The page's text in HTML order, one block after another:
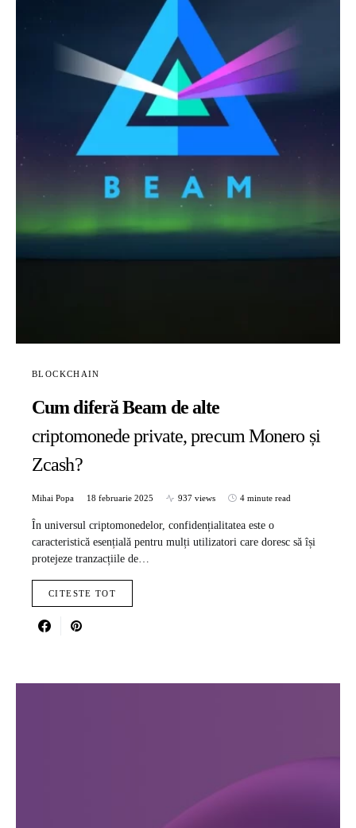
BLOCKCHAIN
Cum diferă Beam de alte
criptomonede private, precum Monero și
Zcash?
Mihai Popa 18 februarie 2025 937 views 4 minute read
În universul criptomonedelor, confidențialitatea este o
caracteristică esențială pentru mulți utilizatori care doresc să își
protejeze tranzacțiile de…
CITESTE TOT